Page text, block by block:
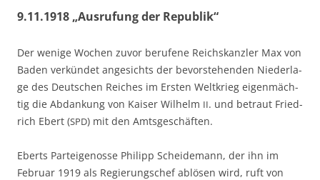
9.11.1918 „Ausrufung der Republik“
Der weni­ge Wochen zuvor beru­fe­ne Reichs­kanz­ler Max von
Baden ver­kün­det ange­sichts der bevor­ste­hen­den Nie­der­la­
ge des Deut­schen Rei­ches im Ers­ten Welt­krieg eigen­mäch­
tig die Abdan­kung von Kai­ser Wil­helm II. und betraut Fried­
rich Ebert (SPD) mit den Amtsgeschäften.
Eberts Par­tei­ge­nos­se Phil­ipp Schei­de­mann, der ihn im
Febru­ar 1919 als Regie­rungs­chef ablö­sen wird, ruft von